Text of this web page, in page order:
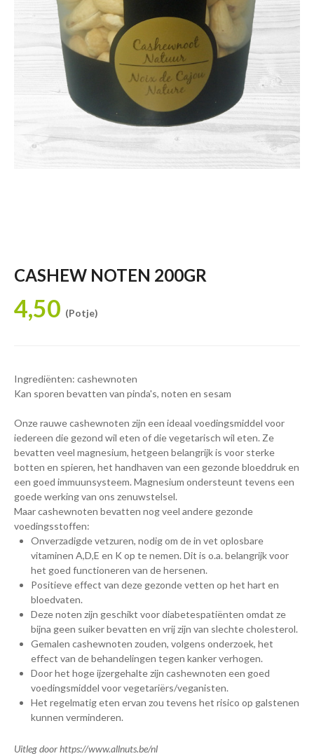
CASHEW NOTEN 200GR
4,50 (Potje)
Ingrediënten: cashewnoten
Kan sporen bevatten van pinda's, noten en sesam
Onze rauwe cashewnoten zijn een ideaal voedingsmiddel voor
iedereen die gezond wil eten of die vegetarisch wil eten. Ze
bevatten veel magnesium, hetgeen belangrijk is voor sterke
botten en spieren, het handhaven van een gezonde bloeddruk en
een goed immuunsysteem. Magnesium ondersteunt tevens een
goede werking van ons zenuwstelsel.
Maar cashewnoten bevatten nog veel andere gezonde
voedingsstoffen:
Onverzadigde vetzuren, nodig om de in vet oplosbare
vitaminen A,D,E en K op te nemen. Dit is o.a. belangrijk voor
het goed functioneren van de hersenen.
Positieve effect van deze gezonde vetten op het hart en
bloedvaten.
Deze noten zijn geschikt voor diabetespatiënten omdat ze
bijna geen suiker bevatten en vrij zijn van slechte cholesterol.
Gemalen cashewnoten zouden, volgens onderzoek, het
effect van de behandelingen tegen kanker verhogen.
Door het hoge ijzergehalte zijn cashewnoten een goed
voedingsmiddel voor vegetariërs/veganisten.
Het regelmatig eten ervan zou tevens het risico op galstenen
kunnen verminderen.
Uitleg door https://www.allnuts.be/nl